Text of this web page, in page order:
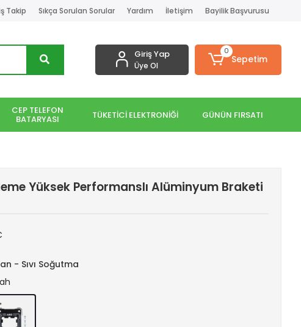
Takip Sıkça Sorulan Sorular Yardım İletişim Bayilik Başvurusu
Giriş Yap
Üye Ol
0
Sepetim
CEP TELEFON
BATARYASI TÜKETİCİ ELEKTRONİĞİ GÜNÜN FIRSATI
Yüksek Performanslı Alüminyum Braketi
- Sıvı Soğutma